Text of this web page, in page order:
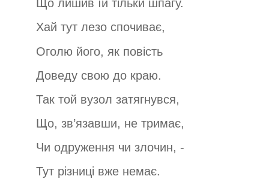
Що лишив їй тільки шпагу.
Хай тут лезо спочиває,
Оголю його, як повість
Доведу свою до краю.
Так той вузол затягнувся,
Що, зв’язавши, не тримає,
Чи одруження чи злочин, -
Тут різниці вже немає.